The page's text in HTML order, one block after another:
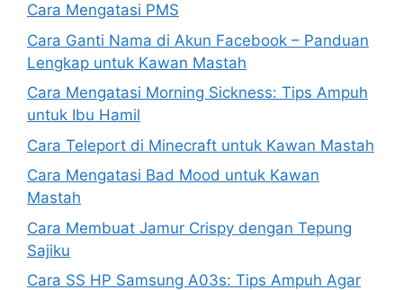
Cara Mengatasi PMS
Cara Ganti Nama di Akun Facebook – Panduan
Lengkap untuk Kawan Mastah
Cara Mengatasi Morning Sickness: Tips Ampuh
untuk Ibu Hamil
Cara Teleport di Minecraft untuk Kawan Mastah
Cara Mengatasi Bad Mood untuk Kawan
Mastah
Cara Membuat Jamur Crispy dengan Tepung
Sajiku
Cara SS HP Samsung A03s: Tips Ampuh Agar